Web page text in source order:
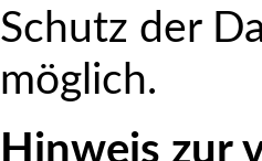
Schutz der
möglich.
Hinweis zur